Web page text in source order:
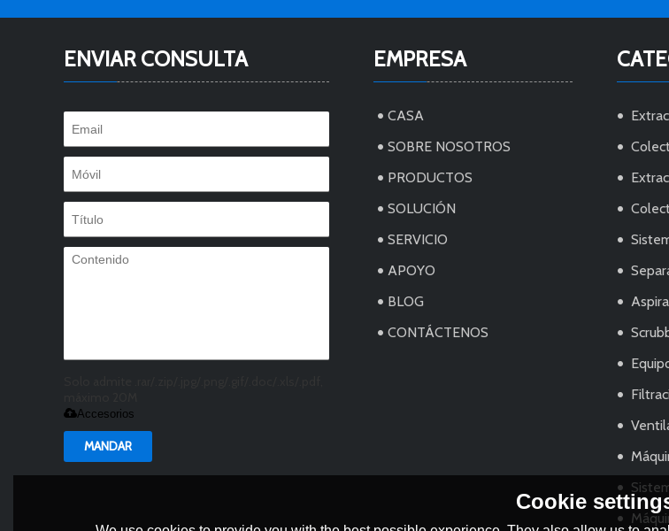
ENVIAR CONSULTA
Accesorios
MANDAR
EMPRESA
CASA
SOBRE NOSOTROS
PRODUCTOS
SOLUCIÓN
SERVICIO
APOYO
BLOG
CONTÁCTENOS
Máquina
Cookie